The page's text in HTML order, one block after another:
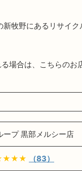
牧野にあるリサイク
場合は、こちらのお
ープ 黒部メルシー店
（83）